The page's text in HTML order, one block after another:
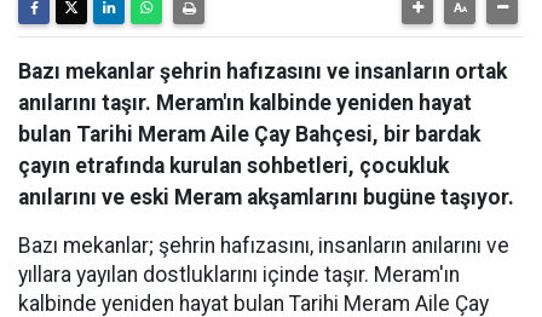
Bazı mekanlar şehrin hafızasını ve insanların ortak
anılarını taşır. Meram'ın kalbinde yeniden hayat
bulan Tarihi Meram Aile Çay Bahçesi, bir bardak
çayın etrafında kurulan sohbetleri, çocukluk
anılarını ve eski Meram akşamlarını bugüne taşıyor.
Bazı mekanlar; şehrin hafızasını, insanların anılarını ve
yıllara yayılan dostluklarını içinde taşır. Meram'ın
kalbinde yeniden hayat bulan Tarihi Meram Aile Çay